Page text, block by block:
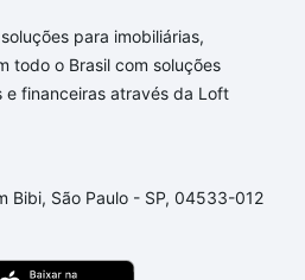
à venda em Vila
SP que custam a partir
opções de financiamento
se adequar ao seu
de compra, veja em nosso
um apartamento e
comprar o imóvel dos seus
e conforto. Loft, com você
para imobiliárias,
todo o Brasil com soluções
e financeiras através da Loft
Bibi, São Paulo - SP, 04533-012